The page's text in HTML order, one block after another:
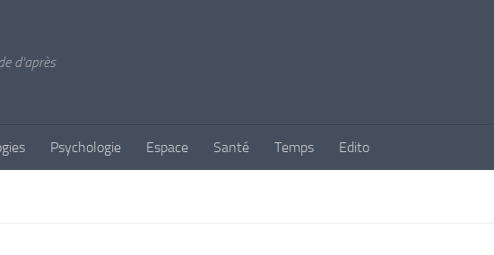
d'après
Psychologie Espace Santé Temps Edito